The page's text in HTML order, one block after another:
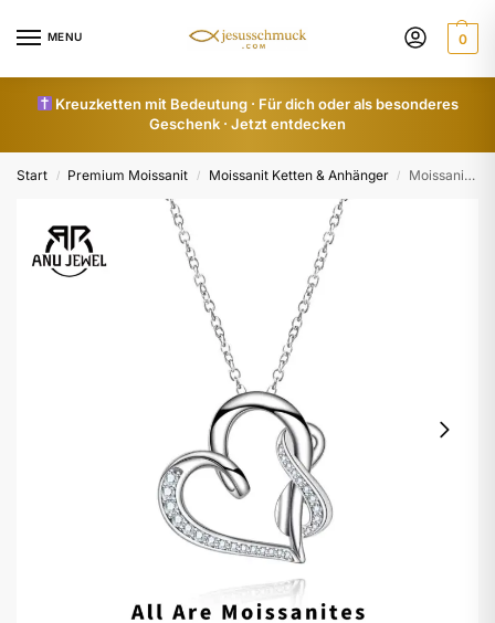
MENU 0
Kreuzketten mit Bedeutung · Für dich oder als besonderes
Geschenk · Jetzt entdecken
Start / Premium Moissanit / Moissanit Ketten & Anhänger / Moissanit Herz Anhänger Unendlichkeit – 925 Silber